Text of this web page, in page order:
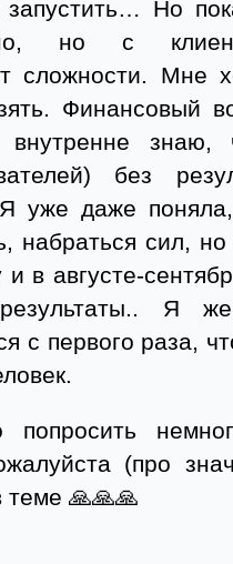
запустить… Но
но с
сложности. Мне
Финансовый
знаю,
без
уже даже
набраться сил,
и в августе-
Я
с первого раза,
(про
теме 🙏🙏🙏